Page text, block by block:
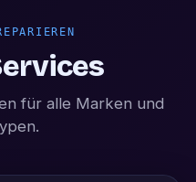
für alle Marken und